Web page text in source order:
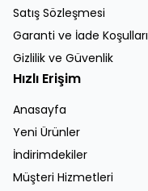
Satış Sözleşmesi
Garanti ve İade Koşulları
Gizlilik ve Güvenlik
Hızlı Erişim
Anasayfa
Yeni Ürünler
İndirimdekiler
Müşteri Hizmetleri